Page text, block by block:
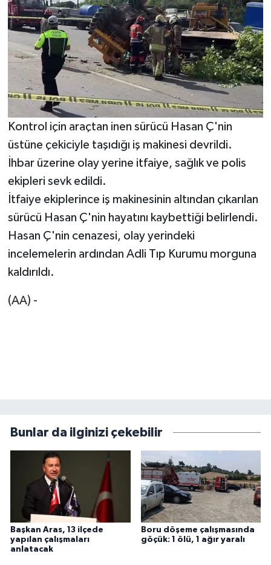
Kontrol için araçtan inen sürücü Hasan Ç'nin
üstüne çekiciyle taşıdığı iş makinesi devrildi.
İhbar üzerine olay yerine itfaiye, sağlık ve polis
ekipleri sevk edildi.
İtfaiye ekiplerince iş makinesinin altından çıkarılan
sürücü Hasan Ç'nin hayatını kaybettiği belirlendi.
Hasan Ç'nin cenazesi, olay yerindeki
incelemelerin ardından Adli Tıp Kurumu morguna
kaldırıldı.
(AA) -
Bunlar da ilginizi çekebilir
Başkan Aras, 13 ilçede
yapılan çalışmaları
anlatacak
Boru döşeme çalışmasında
göçük: 1 ölü, 1 ağır yaralı